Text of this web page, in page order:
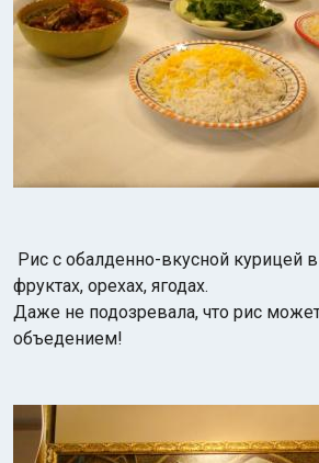
Рис с обалденно-вкусной курицей
фруктах, орехах, ягодах.
Даже не подозревала, что рис
объедением!